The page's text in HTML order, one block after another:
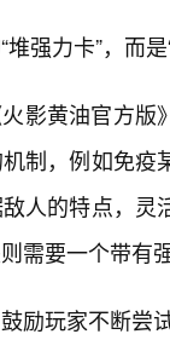
强力卡”，而
影黄油官方
制，例如免
人的特点，
需要一个带有
励玩家不断尝